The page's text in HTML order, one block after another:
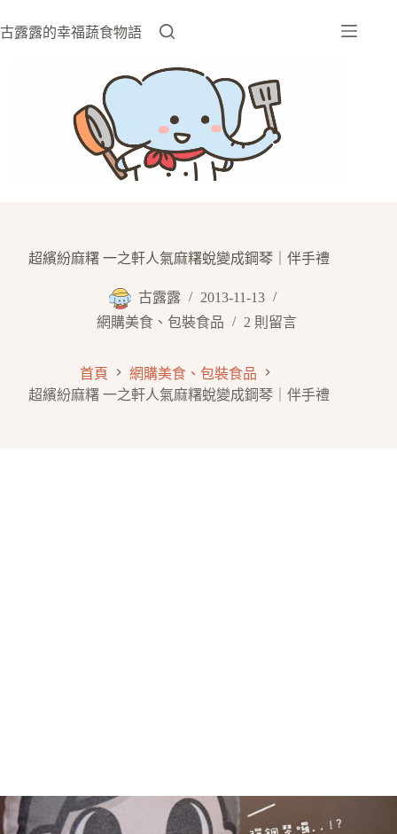
至
古露露的幸福蔬食物語
超繽紛麻糬 一之軒人氣麻糬蛻變成鋼琴｜伴手禮
古露露
2013-11-13
網購美食、包裝食品
2 則留言
首頁
網購美食、包裝食品
超繽紛麻糬 一之軒人氣麻糬蛻變成鋼琴｜伴手禮